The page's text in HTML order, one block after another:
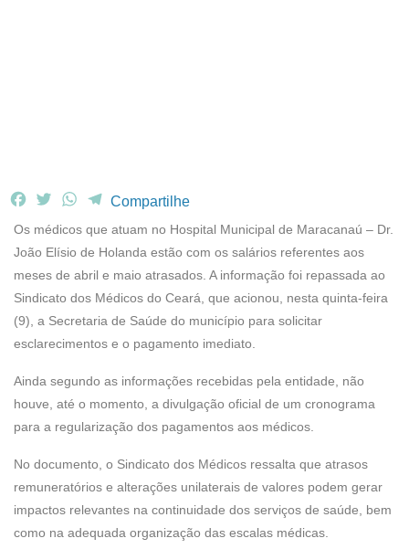
F
c
e
b
o
o
k
T
i
t
t
e
r
W
a
t
s
A
p
p
T
l
e
g
r
a
m
Compartilhe
Os médicos que atuam no Hospital Municipal de Maracanaú – Dr.
João Elísio de Holanda estão com os salários referentes aos
meses de abril e maio atrasados. A informação foi repassada ao
Sindicato dos Médicos do Ceará, que acionou, nesta quinta-feira
(9), a Secretaria de Saúde do município para solicitar
esclarecimentos e o pagamento imediato.
Ainda segundo as informações recebidas pela entidade, não
houve, até o momento, a divulgação oficial de um cronograma
para a regularização dos pagamentos aos médicos.
No documento, o Sindicato dos Médicos ressalta que atrasos
remuneratórios e alterações unilaterais de valores podem gerar
impactos relevantes na continuidade dos serviços de saúde, bem
como na adequada organização das escalas médicas.